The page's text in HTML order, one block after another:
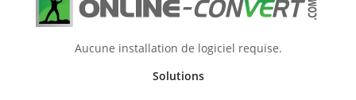
Aucune installation de logiciel requise.
Solutions